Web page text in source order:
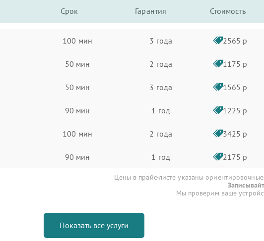
Срок Гарантия Стоимость
100 мин 3 года 2565 р
50 мин 2 года 1175 р
50 мин 3 года 1565 р
90 мин 1 год 1225 р
100 мин 2 года 3425 р
90 мин 1 год 2175 р
Цены в прайс-листе указаны
Мы проверим ваше
Показать все услуги